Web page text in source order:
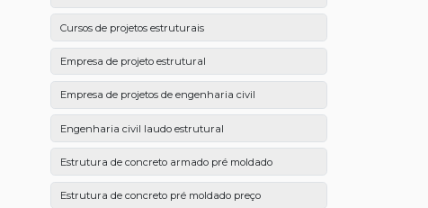
Cursos de projetos estruturais
Empresa de projeto estrutural
Empresa de projetos de engenharia civil
Engenharia civil laudo estrutural
Estrutura de concreto armado pré moldado
Estrutura de concreto pré moldado preço